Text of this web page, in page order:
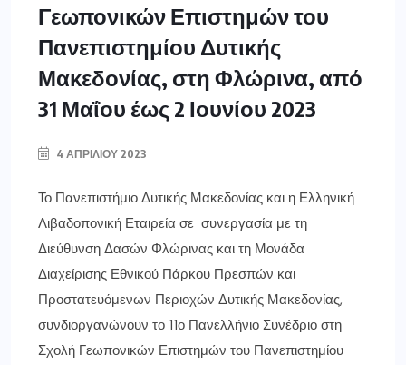
Γεωπονικών Επιστημών του
Πανεπιστημίου Δυτικής
Μακεδονίας, στη Φλώρινα, από
31 Μαΐου έως 2 Ιουνίου 2023
4 ΑΠΡΙΛΊΟΥ 2023
Το Πανεπιστήμιο Δυτικής Μακεδονίας και η Ελληνική
Λιβαδοπονική Εταιρεία σε συνεργασία με τη
Διεύθυνση Δασών Φλώρινας και τη Μονάδα
Διαχείρισης Εθνικού Πάρκου Πρεσπών και
Προστατευόμενων Περιοχών Δυτικής Μακεδονίας,
συνδιοργανώνουν το 11ο Πανελλήνιο Συνέδριο στη
Σχολή Γεωπονικών Επιστημών του Πανεπιστημίου